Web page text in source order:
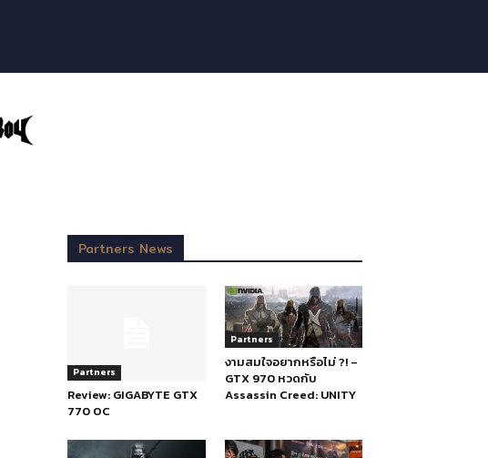
Partners News
Partners
Review: GIGABYTE GTX
770 OC
Partners
งามสมใจอยากหรือไม่ ?! –
GTX 970 หวดกับ
Assassin Creed: UNITY